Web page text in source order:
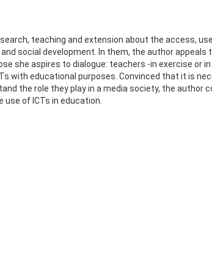
teaching and extension about the access,
social development. In them, the author appeals
she aspires to dialogue: teachers -in exercise or
with educational purposes. Convinced that it is
the role they play in a media society, the author
of ICTs in education.